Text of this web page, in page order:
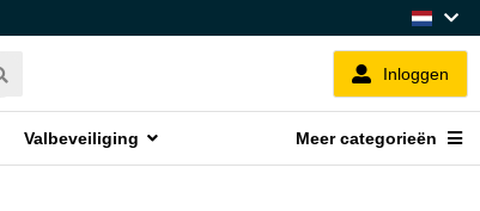
Inloggen
Valbeveiliging Meer categorieën